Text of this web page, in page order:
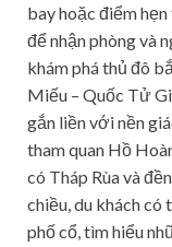
bay hoặc điểm
để nhận phòng và
khám phá thủ đô
Miếu – Quốc Tử
gắn liền với nền
tham quan Hồ
có Tháp Rùa và
chiều, du khách có
phố cổ, tìm hiểu